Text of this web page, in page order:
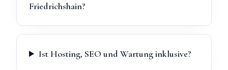
Friedrichshain?
Ist Hosting, SEO und Wartung inklusive?